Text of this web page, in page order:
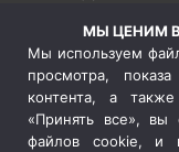
(510)
Сельское хозяйство
Социальная политика
Спецоперация в
Спецоперация на
МЫ ЦЕНИМ
Мы используем
просмотра,
контента, а
«Принять все», вы
файлов cookie, и